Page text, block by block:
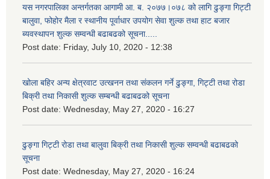
यस नगरपालिका अन्तर्गतका आगामी आ. ब. २०७७।०७८ को लागि ढुङ्गा गिट्टी
बालुवा, फोहोर मैला र स्थानीय पूर्वाधार उपयोग सेवा शुल्क तथा हाट बजार
ब्यवस्थापन शुल्क सम्वन्धी बढाबढको सूचना.....
Post date: Friday, July 10, 2020 - 12:38
खोला बहिर अन्य क्षेत्रवाट उत्खनन तथा संकलन गर्ने ढुङ्गा, गिट्टी तथा रोडा
बिक्री तथा निकासी शुल्क सम्बन्धी बढाबढको सूचना
Post date: Wednesday, May 27, 2020 - 16:27
ढुङ्गा गिट्टी रोडा तथा बालुवा बिक्री तथा निकासी शुल्क सम्वन्धी बढाबढको
सूचना
Post date: Wednesday, May 27, 2020 - 16:24